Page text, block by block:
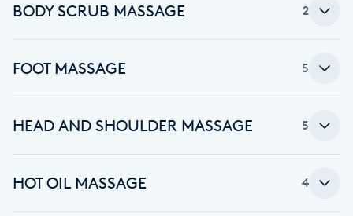
Bröllopsuppsättning
C
Coachning
BODY SCRUB MASSAGE 2
FOOT MASSAGE 5
HEAD AND SHOULDER MASSAGE 5
HOT OIL MASSAGE 4